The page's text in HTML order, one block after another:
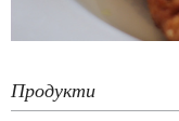
Продукти